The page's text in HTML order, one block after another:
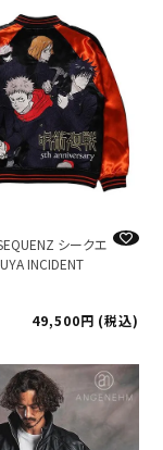
シークエ
INCIDENT
49,500
税込